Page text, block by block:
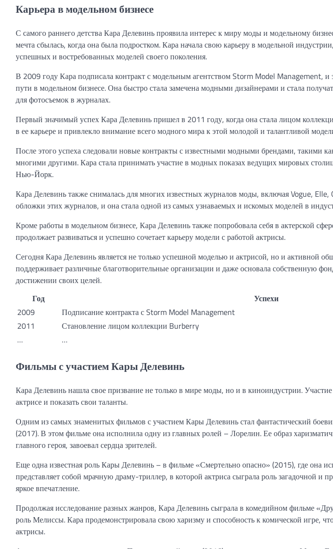
Карьера в модельном бизнесе
С самого раннего детства Кара Делевинь проявила интерес к миру моды и модельному
мечта сбылась, когда она была подростком. Кара начала свою карьеру в модельной
успешных и востребованных моделей своего поколения.
В 2009 году Кара подписала контракт с модельным агентством Storm Model Management, и
пути в модельном бизнесе. Она быстро стала замечена модными дизайнерами и стала
для фотосъемок в журналах.
Первый значимый успех Кара Делевинь пришел в 2011 году, когда она стала лицом
в ее карьере и привлекло внимание всего модного мира к этой молодой и талантливой
После этого успеха следовали новые контракты с известными модными брендами, такими
многими другими. Кара стала принимать участие в модных показах ведущих мировых
Нью-Йорк.
Кара Делевинь также снималась для многих известных журналов моды, включая Vogue,
обложки этих журналов, и она стала одной из самых узнаваемых и искомых моделей в
Кроме работы в модельном бизнесе, Кара Делевинь также попробовала себя в актерской
продолжает развиваться и успешно сочетает карьеру модели с работой актрисы.
Сегодня Кара Делевинь является не только успешной моделью и актрисой, но и активной
поддерживает различные благотворительные организации и даже основала собственную
достижении своих целей.
Год
Успехи
2009
Подписание контракта с Storm Model Management
2011
Становление лицом коллекции Burberry
…
…
Фильмы с участием Кары Делевинь
Кара Делевинь нашла свое призвание не только в мире моды, но и в киноиндустрии.
актрисе и показать свои таланты.
Одним из самых знаменитых фильмов с участием Кары Делевинь стал фантастический
(2017). В этом фильме она исполнила одну из главных ролей – Лорелин. Ее образ
главного героя, завоевал сердца зрителей.
Еще одна известная роль Кары Делевинь – в фильме «Смертельно опасно» (2015), где она
представляет собой мрачную драму-триллер, в которой актриса сыграла роль загадочной и
яркое впечатление.
Продолжая исследование разных жанров, Кара Делевинь сыграла в комедийном фильме
роль Мелиссы. Кара продемонстрировала свою харизму и способность к комической игре,
актрисы.